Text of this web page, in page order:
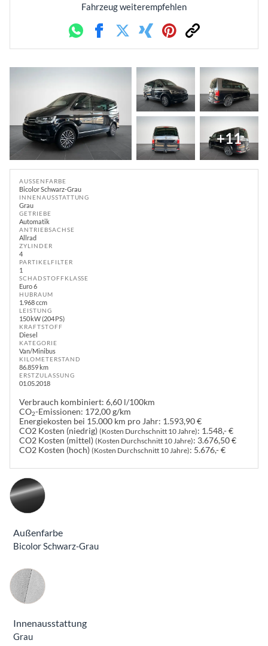
Fahrzeug weiterempfehlen
WhatsappFacebookTwitterXing PinterestLink
+11
AUSSENFARBE
Bicolor Schwarz-Grau
INNENAUSSTATTUNG
Grau
GETRIEBE
Automatik
ANTRIEBSACHSE
Allrad
ZYLINDER
4
PARTIKELFILTER
1
SCHADSTOFFKLASSE
Euro 6
HUBRAUM
1.968 ccm
LEISTUNG
150 kW (204 PS)
KRAFTSTOFF
Diesel
KATEGORIE
Van/Minibus
KILOMETERSTAND
86.859 km
ERSTZULASSUNG
01.05.2018
Verbrauch kombiniert: 6,60 l/100km
CO2-Emissionen: 172,00 g/km
Energiekosten bei 15.000 km pro Jahr: 1.593,90 €
CO2 Kosten (niedrig) (Kosten Durchschnitt 10 Jahre): 1.548,- €
CO2 Kosten (mittel) (Kosten Durchschnitt 10 Jahre): 3.676,50 €
CO2 Kosten (hoch) (Kosten Durchschnitt 10 Jahre): 5.676,- €
Außenfarbe
Bicolor Schwarz-Grau
Innenausstattung
Innenausstattung
Grau